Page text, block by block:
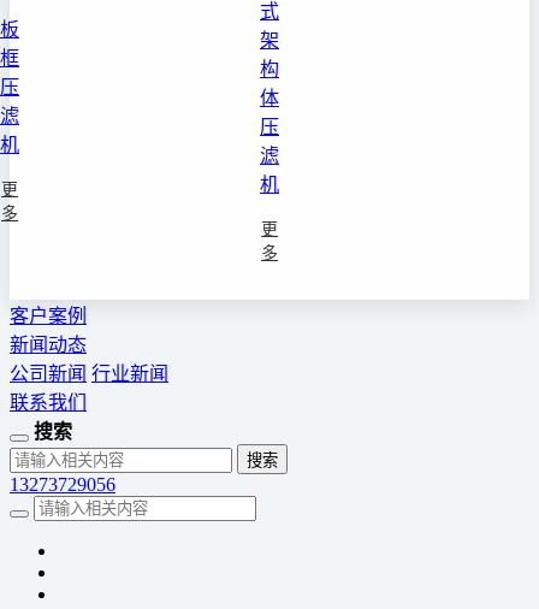
板
框
压
滤
机
更
多
式
架
构
体
压
滤
机
更
多
客户案例
新闻动态
公司新闻 行业新闻
联系我们
搜索
13273729056